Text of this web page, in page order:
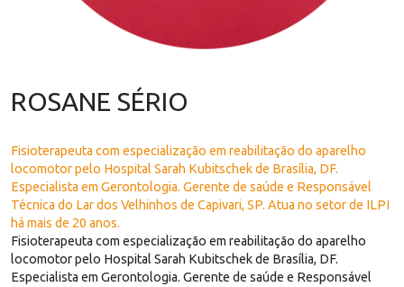
ROSANE SÉRIO
Fisioterapeuta com especialização em reabilitação do aparelho
locomotor pelo Hospital Sarah Kubitschek de Brasília, DF.
Especialista em Gerontologia. Gerente de saúde e Responsável
Técnica do Lar dos Velhinhos de Capivari, SP. Atua no setor de ILPI
há mais de 20 anos.
Fisioterapeuta com especialização em reabilitação do aparelho
locomotor pelo Hospital Sarah Kubitschek de Brasília, DF.
Especialista em Gerontologia. Gerente de saúde e Responsável